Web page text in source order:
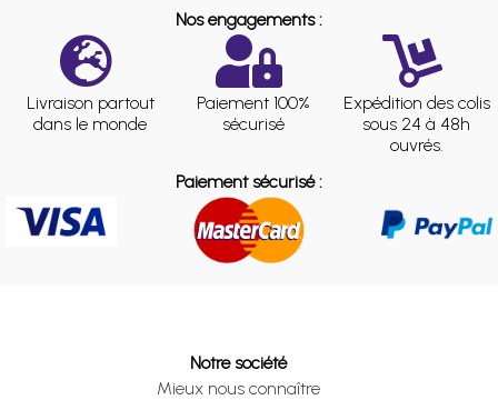
Nos engagements :
Livraison partout
dans le monde
Paiement 100%
sécurisé
Expédition des colis
sous 24 à 48h
ouvrés.
Paiement sécurisé :
Notre société
Mieux nous connaître